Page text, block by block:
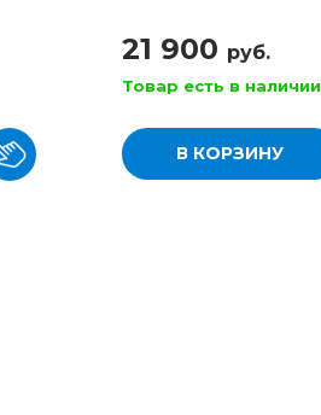
21 900 руб.
Товар есть в наличии
В КОРЗИНУ